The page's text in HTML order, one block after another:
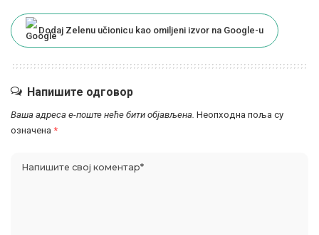
Dodaj Zelenu učionicu kao omiljeni izvor na Google-u
Напишите одговор
Ваша адреса е-поште неће бити објављена. Неопходна поља су
означена *